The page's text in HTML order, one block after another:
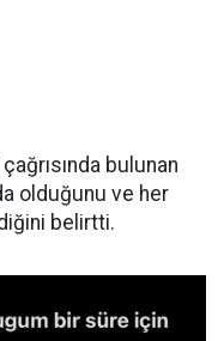
bulunan
olduğunu ve her
belirtti.